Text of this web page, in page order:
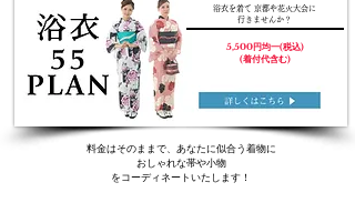
浴衣を着て 京都や花火大会に
行きませんか？
5,500円均一(税込)
(着付代含む)
料金はそのままで、あなたに似合う着物に
おしゃれな帯や小物
をコーディネートいたします！